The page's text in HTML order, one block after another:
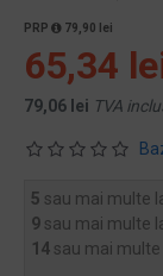
PRP 79,90 lei
65,34
79,06 lei TVA
5 sau mai multe
9 sau mai multe
14 sau mai multe